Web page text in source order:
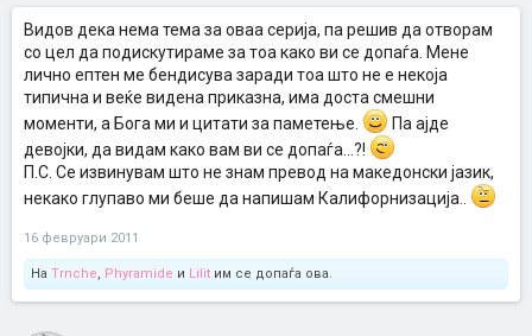
Видов дека нема тема за оваа серија, па решив да отворам
со цел да подискутираме за тоа како ви се допаѓа. Мене
лично ептен ме бендисува заради тоа што не е некоја
типична и веќе видена приказна, има доста смешни
моменти, а Бога ми и цитати за паметење.
Па ајде
девојки, да видам како вам ви се допаѓа...?!
П.С. Се извинувам што не знам превод на македонски јазик,
некако глупаво ми беше да напишам Калифорнизација..
16 февруари 2011
На Trnche, Phyramide и Lilit им се допаѓа ова.